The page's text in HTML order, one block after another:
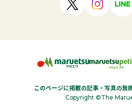
このページに掲載の記事・写真の無
Copyright ©The